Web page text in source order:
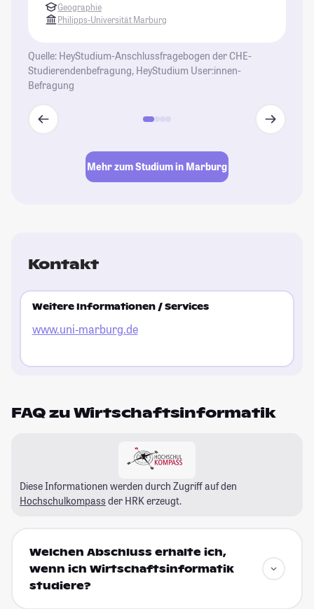
Geographie
Philipps-Universität Marburg
Quelle: HeyStudium-Anschlussfragebogen der CHE-
Studierendenbefragung, HeyStudium User:innen-
Befragung
Mehr zum Studium in Marburg
Kontakt
Weitere Informationen / Services
www.uni-marburg.de
FAQ zu Wirtschaftsinformatik
Diese Informationen werden durch Zugriff auf den
Hochschulkompass der HRK erzeugt.
Welchen Abschluss erhalte ich,
wenn ich Wirtschaftsinformatik
studiere?